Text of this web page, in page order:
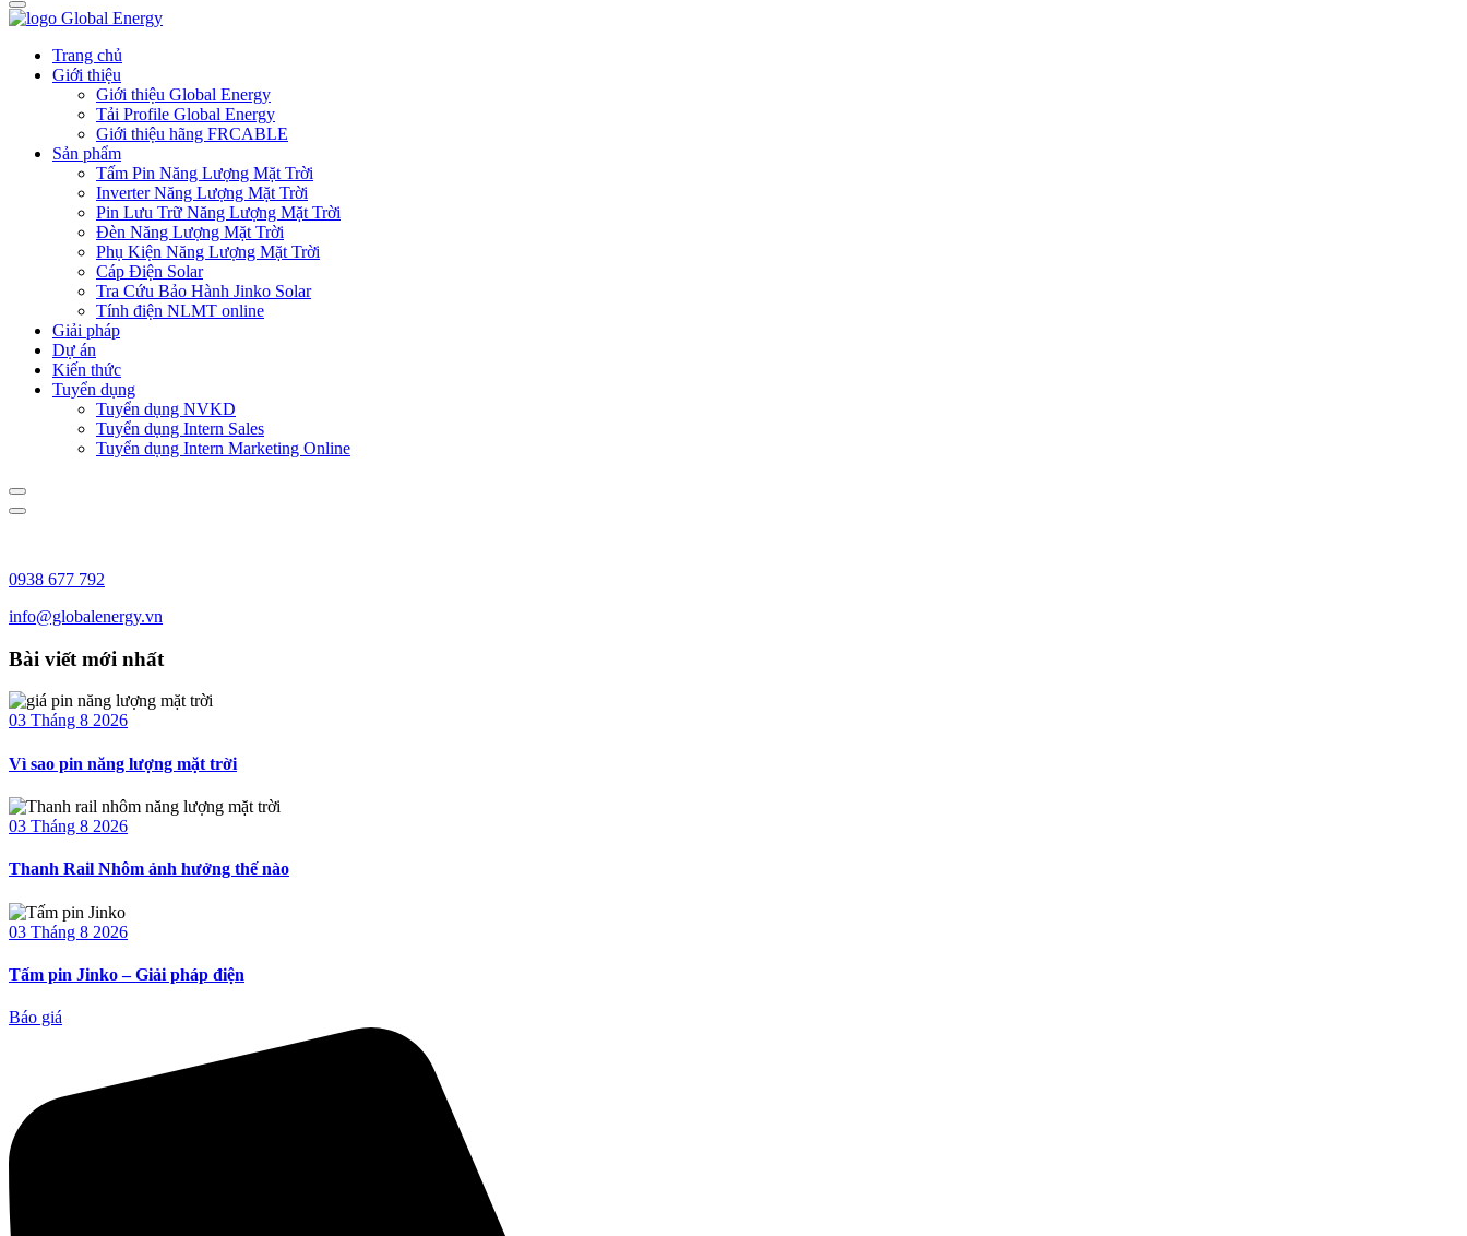
Trang chủ
Giới thiệu
Giới thiệu Global Energy
Tải Profile Global Energy
Giới thiệu hãng FRCABLE
Sản phẩm
Tấm Pin Năng Lượng Mặt Trời
Inverter Năng Lượng Mặt Trời
Pin Lưu Trữ Năng Lượng Mặt Trời
Đèn Năng Lượng Mặt Trời
Phụ Kiện Năng Lượng Mặt Trời
Cáp Điện Solar
Tra Cứu Bảo Hành Jinko Solar
Tính điện NLMT online
Giải pháp
Dự án
Kiến thức
Tuyển dụng
Tuyển dụng NVKD
Tuyển dụng Intern Sales
Tuyển dụng Intern Marketing Online
0938 677 792
info@globalenergy.vn
Bài viết mới nhất
03 Tháng 8 2026
Vì sao pin năng lượng mặt trời
03 Tháng 8 2026
Thanh Rail Nhôm ảnh hưởng thế nào
03 Tháng 8 2026
Tấm pin Jinko – Giải pháp điện
Báo giá